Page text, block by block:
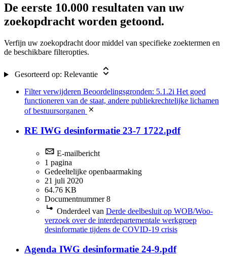
buiten verzoek (96)
5.4a (81)
5.2 Persoonlijke beleidsopvattingen (32)
5.1.1d Bijzondere persoonsgegevens
(26)
5.1.2i Concept (24)
5.1.2f Bescherming van andere dan vertrouwelijk aan de
overheid verstrekte concurrentiegevoelige bedrijfs- en
fabricagegevens (13)
5.1.1e Nationale identificatienummers (10)
5.1.2i Toelichting (8)
5.1.2c Opsporing en vervolging van strafbare feiten
5.1.2i OMT (7)
Dubbel : inhoud is in een ander document al beoordeeld
5.1.2d Inspectie, controle en toezicht van bestuursorganen
5.1.2i Digitale overleggen
5.1.2i Functionele emailadressen (5)
5.1.2i Procespositie Staat
2.57.2 AanbW 2012 (2)
(1)
De eerste 10.000 resultaten van uw
zoekopdracht worden getoond.
Verfijn uw zoekopdracht door middel van specifieke zoektermen en
de beschikbare filteropties.
Gesorteerd op: Relevantie
Filter verwijderen Beoordelingsgronden: 5.1.2i Het goed
functioneren van de staat, andere publiekrechtelijke lichamen
of bestuursorganen
RE IWG desinformatie 23-7 1722.pdf
E-mailbericht
1 pagina
Gedeeltelijke openbaarmaking
21 juli 2020
64.76 KB
Documentnummer 8
Onderdeel van Derde deelbesluit op WOB/Woo-
verzoek over de interdepartementale werkgroep
desinformatie tijdens de COVID-19 crisis
Agenda IWG desinformatie 24-9.pdf